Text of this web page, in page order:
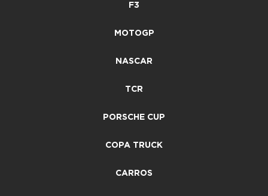
F3
MOTOGP
NASCAR
TCR
PORSCHE CUP
COPA TRUCK
CARROS